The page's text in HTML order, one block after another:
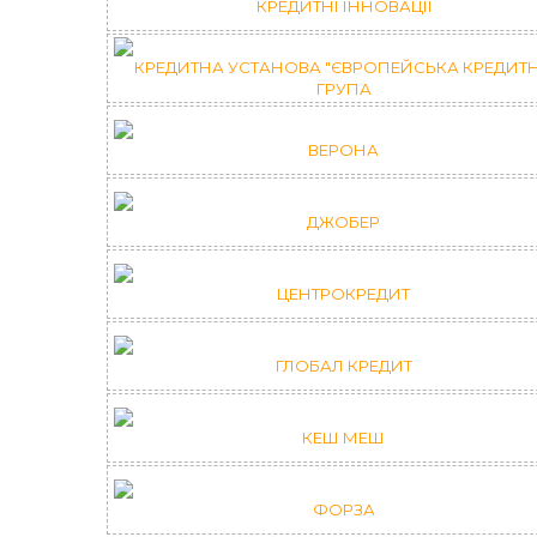
КРЕДИТНІ ІННОВАЦІЇ
КРЕДИТНА УСТАНОВА "ЄВРОПЕЙСЬКА
ГРУПА
ВЕРОНА
ДЖОБЕР
ЦЕНТРОКРЕДИТ
ГЛОБАЛ КРЕДИТ
КЕШ МЕШ
ФОРЗА